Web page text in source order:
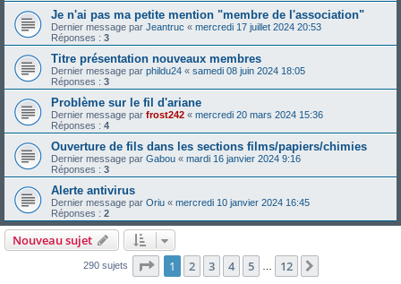
Je n'ai pas ma petite mention "membre de l'association"
Dernier message par Jeantruc « mercredi 17 juillet 2024 20:53
Réponses : 3
Titre présentation nouveaux membres
Dernier message par phildu24 « samedi 08 juin 2024 18:05
Réponses : 3
Problème sur le fil d'ariane
Dernier message par frost242 « mercredi 20 mars 2024 15:36
Réponses : 4
Ouverture de fils dans les sections films/papiers/chimies
Dernier message par Gabou « mardi 16 janvier 2024 9:16
Réponses : 3
Alerte antivirus
Dernier message par Oriu « mercredi 10 janvier 2024 16:45
Réponses : 2
Nouveau sujet
290 sujets Page 1sur12
1 2 3 4 5 12